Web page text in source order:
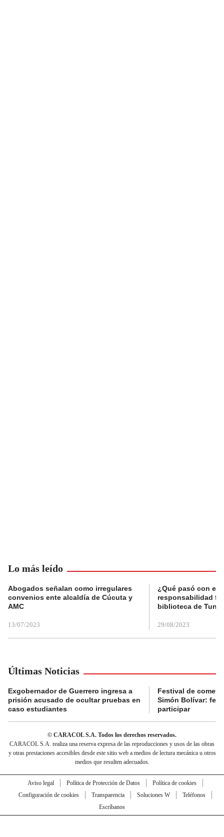
Lo más leído
Abogados señalan como irregulares
convenios ente alcaldía de Cúcuta y
AMC
13/07/2023
¿Qué pasó con el
responsabilidad
biblioteca de
29/08/2023
Últimas Noticias
Exgobernador de Guerrero ingresa a
prisión acusado de ocultar pruebas en
caso estudiantes
Festival de
Simón Bolívar:
participar
© CARACOL S.A. Todos los derechos reservados.
CARACOL S.A. realiza una reserva expresa de las reproducciones y usos de las obras
y otras prestaciones accesibles desde este sitio web a medios de lectura mecánica u otros
medios que resulten adecuados.
Aviso legal Política de Protección de Datos
Política de cookies
Configuración de cookies
Transparencia Soluciones W
Teléfonos
Escríbanos